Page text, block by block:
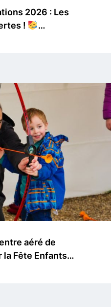
2026 : Les
!
…
aéré de
la Fête Enfants…